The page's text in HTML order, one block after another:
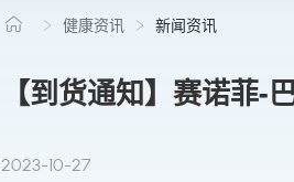
健康资讯 新闻资讯
【到货通知】赛诺菲
2023-10-27